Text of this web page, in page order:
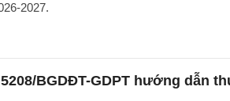
2027.
BGDĐT-GDPT hướng dẫn